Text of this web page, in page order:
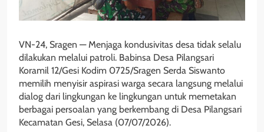
VN-24, Sragen — Menjaga kondusivitas desa tidak selalu
dilakukan melalui patroli. Babinsa Desa Pilangsari
Koramil 12/Gesi Kodim 0725/Sragen Serda Siswanto
memilih menyisir aspirasi warga secara langsung melalui
dialog dari lingkungan ke lingkungan untuk memetakan
berbagai persoalan yang berkembang di Desa Pilangsari
Kecamatan Gesi, Selasa (07/07/2026).